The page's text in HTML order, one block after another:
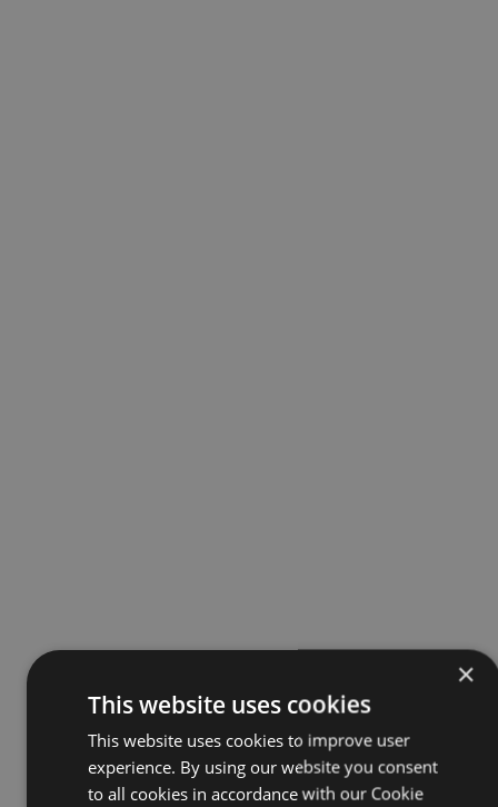
×
This website uses cookies
This website uses cookies to improve user
experience. By using our website you consent
to all cookies in accordance with our Cookie